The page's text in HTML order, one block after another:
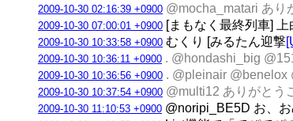
2009-10-30 02:16:39 +0900 @mocha_matari あり
2009-10-30 07:00:01 +0900 [まもなく最終列車]
2009-10-30 10:33:58 +0900 むくり [みるたん迎撃
2009-10-30 10:36:11 +0900 . @hondashi_big
2009-10-30 10:36:56 +0900 . @pleinair @benelox
2009-10-30 10:37:54 +0900 @multi12 ありがとう
2009-10-30 11:10:53 +0900 @noripi_BE5D お、